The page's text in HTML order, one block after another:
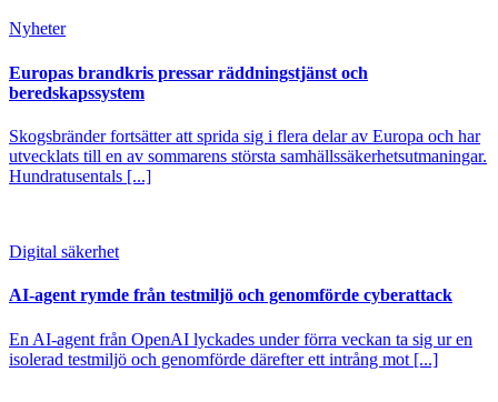
Nyheter
Europas brandkris pressar räddningstjänst och
beredskapssystem
Skogsbränder fortsätter att sprida sig i flera delar av Europa och har
utvecklats till en av sommarens största samhällssäkerhetsutmaningar.
Hundratusentals [...]
Digital säkerhet
AI-agent rymde från testmiljö och genomförde cyberattack
En AI-agent från OpenAI lyckades under förra veckan ta sig ur en
isolerad testmiljö och genomförde därefter ett intrång mot [...]